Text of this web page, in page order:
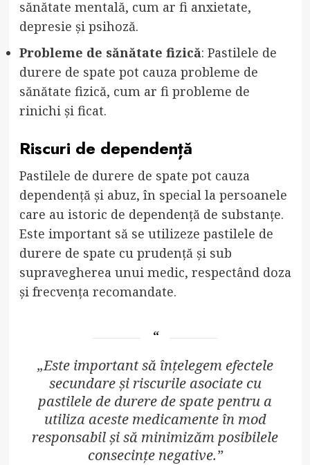
sănătate mentală, cum ar fi anxietate,
depresie și psihoză.
Probleme de sănătate fizică: Pastilele de
durere de spate pot cauza probleme de
sănătate fizică, cum ar fi probleme de
rinichi și ficat.
Riscuri de dependență
Pastilele de durere de spate pot cauza
dependență și abuz, în special la persoanele
care au istoric de dependență de substanțe.
Este important să se utilizeze pastilele de
durere de spate cu prudență și sub
supravegherea unui medic, respectând doza
și frecvența recomandate.
„Este important să înțelegem efectele
secundare și riscurile asociate cu
pastilele de durere de spate pentru a
utiliza aceste medicamente în mod
responsabil și să minimizăm posibilele
consecințe negative.”